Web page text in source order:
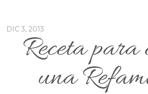
DIC 3, 2013
Receta
una